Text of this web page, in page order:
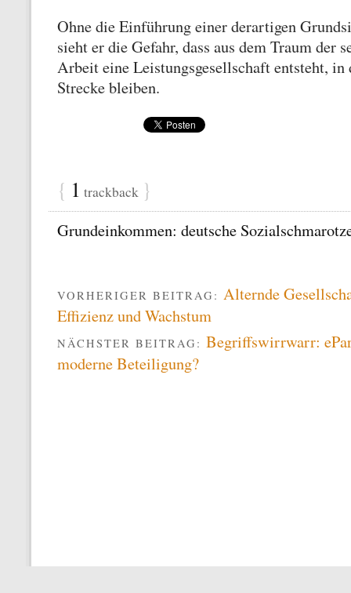
Ohne die Einführung einer derartigen
sieht er die Gefahr, dass aus dem Traum der
Arbeit eine Leistungsgesellschaft entsteht, in
Strecke bleiben.
{ 1 trackback }
Grundeinkommen: deutsche
VORHERIGER BEITRAG: Alternde
Effizienz und Wachstum
NÄCHSTER BEITRAG: Begriffswirrwarr:
moderne Beteiligung?